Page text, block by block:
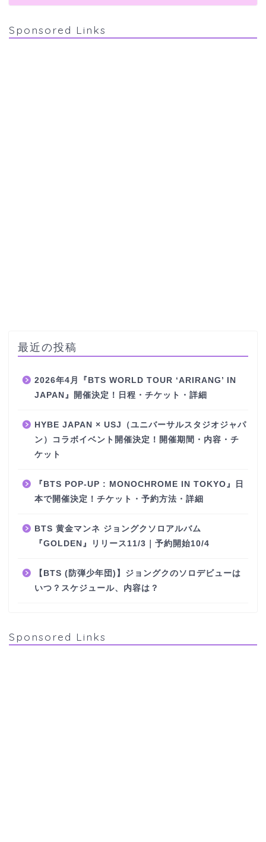
Sponsored Links
最近の投稿
2026年4月『BTS WORLD TOUR ‘ARIRANG’ IN
JAPAN』開催決定！日程・チケット・詳細
HYBE JAPAN × USJ（ユニバーサルスタジオジャパ
ン）コラボイベント開催決定！開催期間・内容・チ
ケット
『BTS POP-UP : MONOCHROME IN TOKYO』日
本で開催決定！チケット・予約方法・詳細
BTS 黄金マンネ ジョングクソロアルバム
『GOLDEN』リリース11/3｜予約開始10/4
【BTS (防弾少年団)】ジョングクのソロデビューは
いつ？スケジュール、内容は？
Sponsored Links